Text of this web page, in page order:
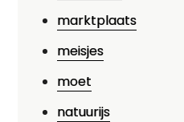
marktplaats
meisjes
moet
natuurijs